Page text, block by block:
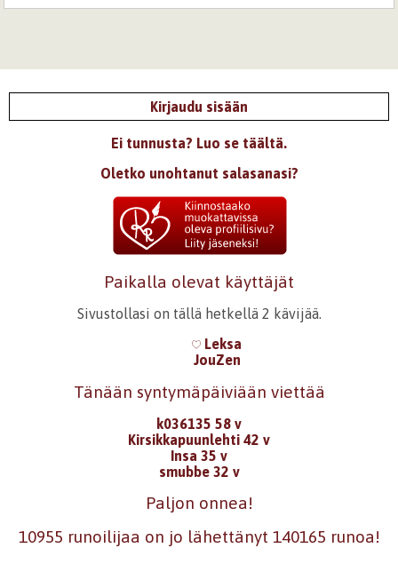
Kirjaudu sisään
Ei tunnusta? Luo se täältä.
Oletko unohtanut salasanasi?
Paikalla olevat käyttäjät
Sivustollasi on tällä hetkellä 2 kävijää.
Leksa
JouZen
Tänään syntymäpäiviään viettää
k036135 58 v
Kirsikkapuunlehti 42 v
Insa 35 v
smubbe 32 v
Paljon onnea!
10955 runoilijaa on jo lähettänyt 140165 runoa!